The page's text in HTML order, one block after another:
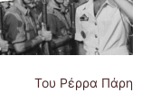
Του Ρέρρα Πάρη